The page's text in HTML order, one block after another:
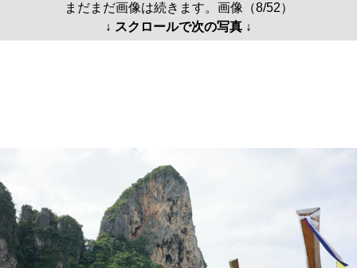
まだまだ画像は続きます。画像（8/52）
↓ スクロールで次の写真 ↓